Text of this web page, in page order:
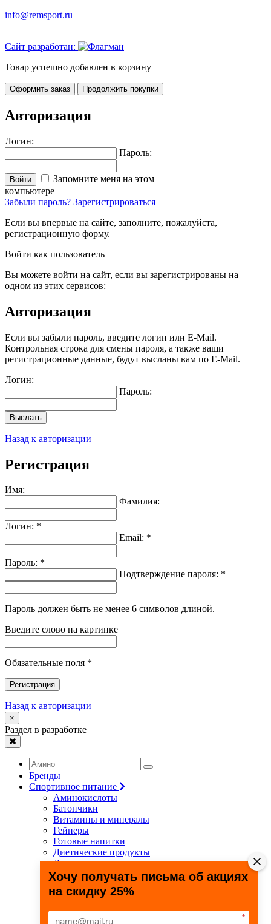
info@remsport.ru
Сайт разработан:
Товар успешно добавлен в корзину
Оформить заказ Продолжить покупки
Авторизация
Логин:
Пароль:
Войти
Запомните меня на этом
компьютере
Забыли пароль? Зарегистрироваться
Если вы впервые на сайте, заполните, пожалуйста,
регистрационную форму.
Войти как пользователь
Вы можете войти на сайт, если вы зарегистрированы на
одном из этих сервисов:
Авторизация
Если вы забыли пароль, введите логин или E-Mail.
Контрольная строка для смены пароля, а также ваши
регистрационные данные, будут высланы вам по E-Mail.
Логин:
Пароль:
Выслать
Назад к авторизации
Регистрация
Имя:
Фамилия:
Логин: *
Email: *
Пароль: *
Подтверждение пароля: *
Пароль должен быть не менее 6 символов длиной.
Введите слово на картинке
Обязательные поля *
Регистрация
Назад к авторизации
×
Раздел в разработке
Бренды
Спортивное питание
Аминокислоты
Батончики
Витамины и минералы
Гейнеры
Готовые напитки
Диетические продукты
Для связок и суставов
Жиросжигатели
Здоровье и долголетие
Креатин
Специальные препараты
Хочу получать письма об акциях
на скидку 25%
*